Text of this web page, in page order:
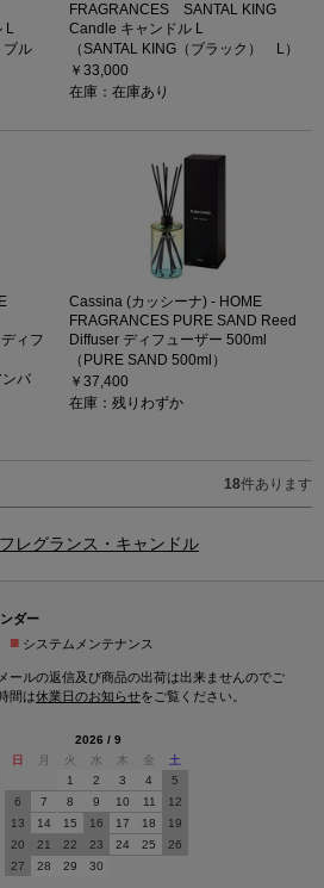
L
ブル
FRAGRANCES SANTAL KING
Candle キャンドル L
（SANTAL KING（ブラック） L）
￥33,000
在庫：在庫あり
ィフ
ンバ
Cassina (カッシーナ) - HOME
FRAGRANCES PURE SAND Reed
Diffuser ディフューザー 500ml
（PURE SAND 500ml）
￥37,400
在庫：残りわずか
18件あります
フレグランス・キャンドル
ダー
■ システムメンテナンス
ールの返信及び商品の出荷は出来ませんのでご
間は休業日のお知らせをご覧ください。
2026 / 9
日
月 火 水 木 金
土
1
2 3 4
5
6
7 8 9 10 11
12
13
14 15 16 17 18
19
20
21 22 23 24 25
26
27
28 29 30